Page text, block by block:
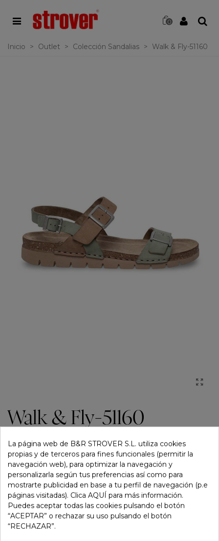
0
Inicio > Outlet > Colección Sandalias > Walk & Fly-51160
Walk & Fly-51160
Sandalias casual con cuña y planta bio de la firma Walk & Fly
| Material exterior: Piel | Forrado interior: Sin forrado |
Plantilla: Piel | Suela: Goma | Altura: 3 cm de cuña.
55,00 € 69,90 € REBAJADO
OTROS COLORES
La página web de B&R STROVER S.L. utiliza cookies
propias y de terceros para fines funcionales (permitir la
navegación web), para optimizar la navegación y
personalizarla según tus preferencias así como para
mostrarte publicidad en base a tu perfil de navegación (p.e
páginas visitadas). Clica AQUÍ para más información.
Puedes aceptar todas las cookies pulsando el botón
“ACEPTAR” o rechazar su uso pulsando el botón
“RECHAZAR”.